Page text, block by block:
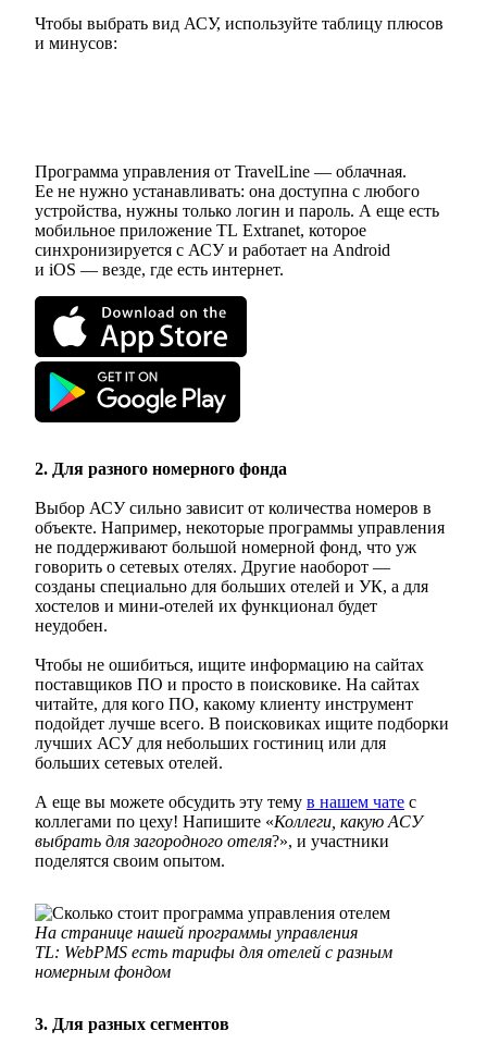
Чтобы выбрать вид АСУ, используйте таблицу плюсов
и минусов:
Программа управления от TravelLine — облачная.
Ее не нужно устанавливать: она доступна с любого
устройства, нужны только логин и пароль. А еще есть
мобильное приложение TL Extranet, которое
синхронизируется с АСУ и работает на Android
и iOS — везде, где есть интернет.
2. Для разного номерного фонда
Выбор АСУ сильно зависит от количества номеров в
объекте. Например, некоторые программы управления
не поддерживают большой номерной фонд, что уж
говорить о сетевых отелях. Другие наоборот —
созданы специально для больших отелей и УК, а для
хостелов и мини-отелей их функционал будет
неудобен.
Чтобы не ошибиться, ищите информацию на сайтах
поставщиков ПО и просто в поисковике. На сайтах
читайте, для кого ПО, какому клиенту инструмент
подойдет лучше всего. В поисковиках ищите подборки
лучших АСУ для небольших гостиниц или для
больших сетевых отелей.
А еще вы можете обсудить эту тему в нашем чате с
коллегами по цеху! Напишите «Коллеги, какую АСУ
выбрать для загородного отеля?», и участники
поделятся своим опытом.
На странице нашей программы управления
TL: WebPMS есть тарифы для отелей с разным
номерным фондом
3. Для разных сегментов